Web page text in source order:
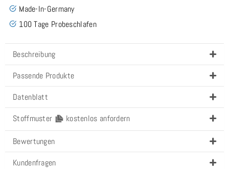
Made-In-Germany
100 Tage Probeschlafen
Beschreibung
Passende Produkte
Datenblatt
Stoffmuster kostenlos anfordern
Bewertungen
Kundenfragen